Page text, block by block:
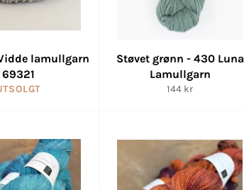
lamullgarn
69321
Støvet grønn - 430 Luna
Lamullgarn
Vanlig
144 kr